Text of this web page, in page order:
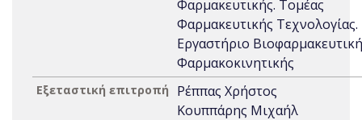
Φαρμακευτικής. Τομέας
Φαρμακευτικής Τεχνολογίας.
Εργαστήριο
Φαρμακοκινητικής
Εξεταστική επιτροπή
Ρέππας Χρήστος
Κουππάρης Μιχαήλ